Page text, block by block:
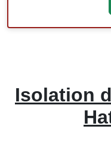
Isolation